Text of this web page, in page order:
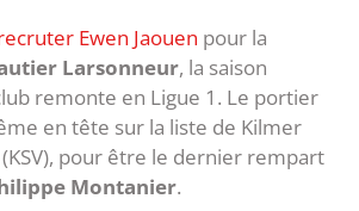
Ewen Jaouen pour la
Larsonneur, la saison
remonte en Ligue 1. Le portier
en tête sur la liste de Kilmer
pour être le dernier rempart
Montanier.